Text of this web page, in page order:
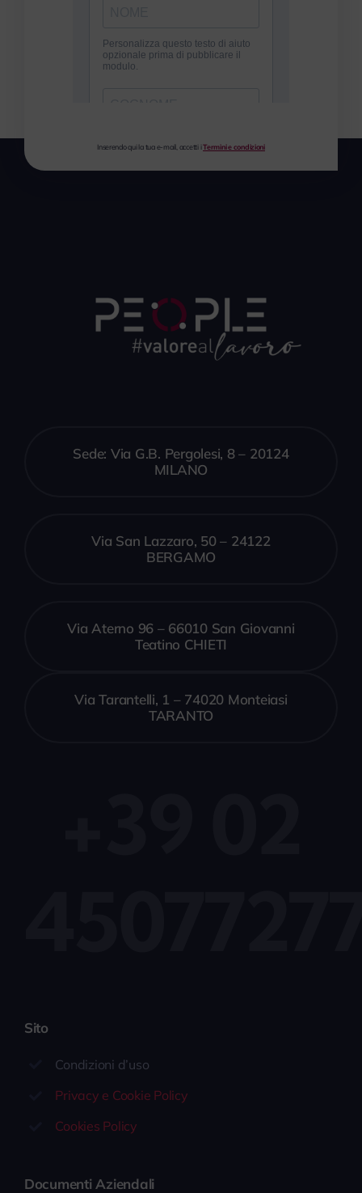
Inserendo qui la tua e-mail, accetti iTermini e condizioni
Sede: Via G.B. Pergolesi, 8 – 20124
MILANO
Via San Lazzaro, 50 – 24122
BERGAMO
Via Aterno 96 – 66010 San Giovanni
Teatino CHIETI
Via Tarantelli, 1 – 74020 Monteiasi
TARANTO
Sito
Condizioni d’uso
Privacy e Cookie Policy
Cookies Policy
Documenti Aziendali